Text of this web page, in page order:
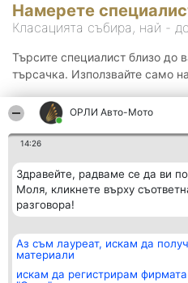
ОРЛИ Aвто-Mото
14:26
Здравейте, радваме се да ви
Моля, кликнете върху
разговора!
Аз съм лауреат, искам да
материали
искам да регистрирам
Намерете
Класацията събира, най -
Търсите специалист близо до
търсачка. Използвайте само
Организатор на
класиране
BulevardulAleea Timișul De
всички